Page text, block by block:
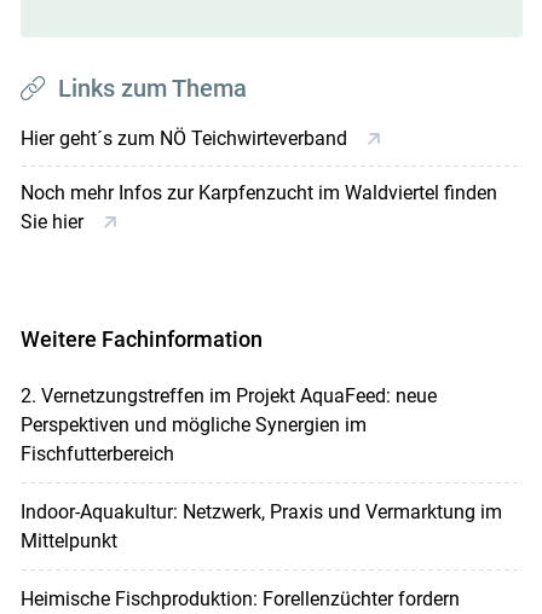
Links zum Thema
Hier geht´s zum NÖ Teichwirteverband
Noch mehr Infos zur Karpfenzucht im Waldviertel finden
Sie hier
Weitere Fachinformation
2. Vernetzungstreffen im Projekt AquaFeed: neue
Perspektiven und mögliche Synergien im
Fischfutterbereich
Indoor-Aquakultur: Netzwerk, Praxis und Vermarktung im
Mittelpunkt
Heimische Fischproduktion: Forellenzüchter fordern